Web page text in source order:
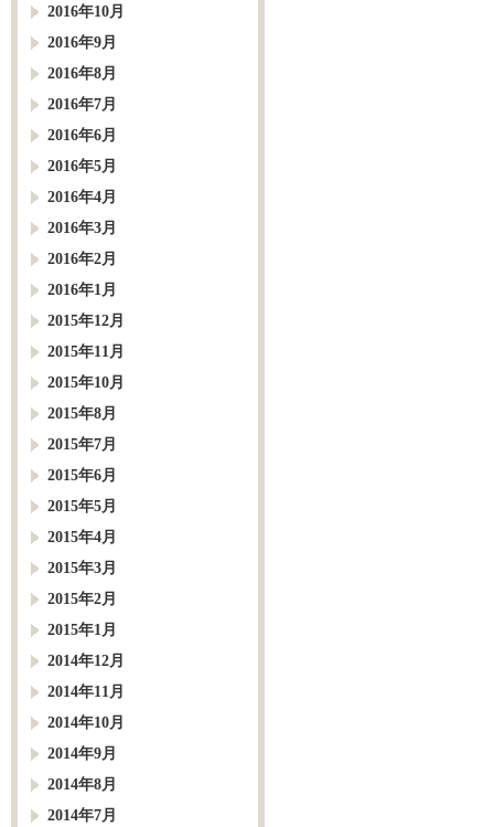
2016年10月
2016年9月
2016年8月
2016年7月
2016年6月
2016年5月
2016年4月
2016年3月
2016年2月
2016年1月
2015年12月
2015年11月
2015年10月
2015年8月
2015年7月
2015年6月
2015年5月
2015年4月
2015年3月
2015年2月
2015年1月
2014年12月
2014年11月
2014年10月
2014年9月
2014年8月
2014年7月